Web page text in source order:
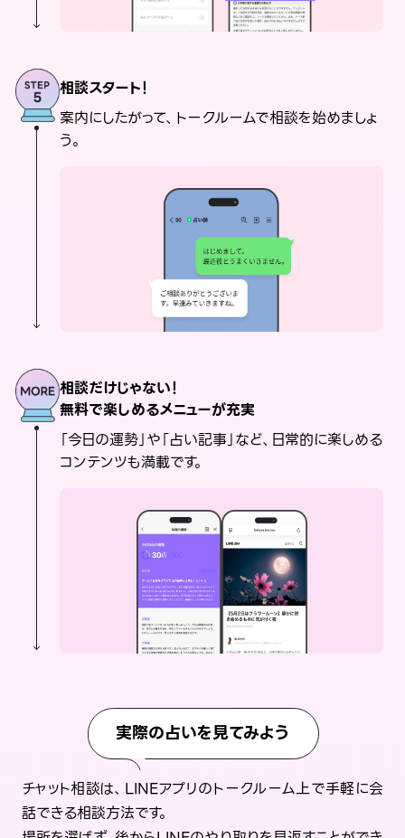
相談スタート！
案内にしたがって、トークルームで相談を始めましょ
う。
相談だけじゃない！
無料で楽しめるメニューが充実
「今日の運勢」や「占い記事」など、日常的に楽しめる
コンテンツも満載です。
実際の占いを見てみよう
チャット相談は、LINEアプリのトークルーム上で手軽に会
話できる相談方法です。